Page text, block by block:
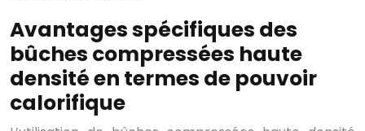
Avantages spécifiques des
bûches compressées haute
densité en termes de pouvoir
calorifique